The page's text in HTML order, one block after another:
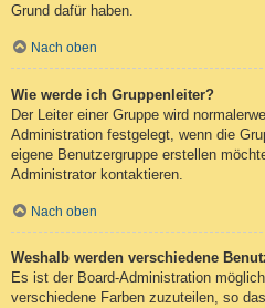
Grund dafür haben.
Nach oben
Wie werde ich Gruppenleiter?
Der Leiter einer Gruppe wird
Administration festgelegt, wenn die
eigene Benutzergruppe erstellen
Administrator kontaktieren.
Nach oben
Weshalb werden verschiedene
Es ist der Board-Administration
verschiedene Farben zuzuteilen, so